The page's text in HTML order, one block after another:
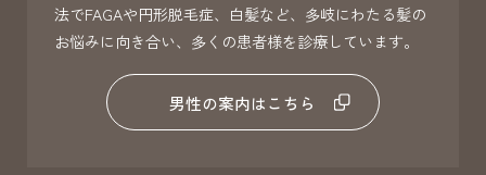
法でFAGAや円形脱毛症、白髪など、多岐にわたる髪の
お悩みに向き合い、多くの患者様を診療しています。
男性の案内はこちら